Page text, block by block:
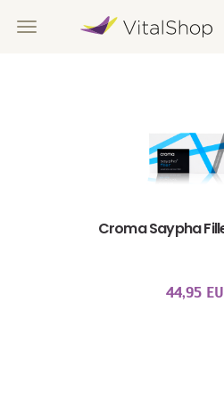
Croma Saypha
44,95